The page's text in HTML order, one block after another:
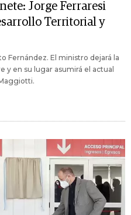
Jorge Ferraresi
Territorial y
Fernández. El ministro dejará la
y en su lugar asumirá el actual